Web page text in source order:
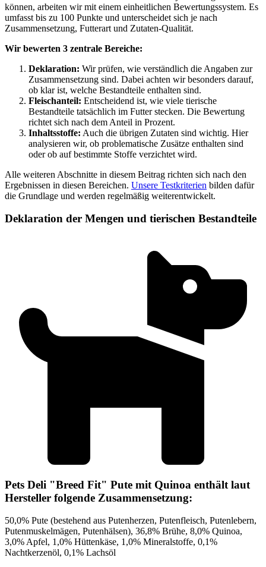
können, arbeiten wir mit einem einheitlichen Bewertungssystem. Es
umfasst bis zu 100 Punkte und unterscheidet sich je nach
Zusammensetzung, Futterart und Zutaten-Qualität.
Wir bewerten 3 zentrale Bereiche:
Deklaration: Wir prüfen, wie verständlich die Angaben zur
Zusammensetzung sind. Dabei achten wir besonders darauf,
ob klar ist, welche Bestandteile enthalten sind.
Fleischanteil: Entscheidend ist, wie viele tierische
Bestandteile tatsächlich im Futter stecken. Die Bewertung
richtet sich nach dem Anteil in Prozent.
Inhaltsstoffe: Auch die übrigen Zutaten sind wichtig. Hier
analysieren wir, ob problematische Zusätze enthalten sind
oder ob auf bestimmte Stoffe verzichtet wird.
Alle weiteren Abschnitte in diesem Beitrag richten sich nach den
Ergebnissen in diesen Bereichen. Unsere Testkriterien bilden dafür
die Grundlage und werden regelmäßig weiterentwickelt.
Deklaration der Mengen und tierischen Bestandteile
Pets Deli "Breed Fit" Pute mit Quinoa enthält laut
Hersteller folgende Zusammensetzung:
50,0% Pute (bestehend aus Putenherzen, Putenfleisch, Putenlebern,
Putenmuskelmägen, Putenhälsen), 36,8% Brühe, 8,0% Quinoa,
3,0% Apfel, 1,0% Hüttenkäse, 1,0% Mineralstoffe, 0,1%
Nachtkerzenöl, 0,1% Lachsöl